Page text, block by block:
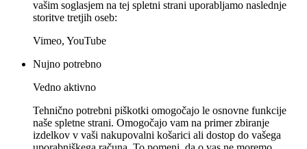
vašim soglasjem na tej spletni strani uporabljamo naslednje
storitve tretjih oseb:
Vimeo, YouTube
Nujno potrebno
Vedno aktivno
Tehnično potrebni piškotki omogočajo le osnovne funkcije
naše spletne strani. Omogočajo vam na primer zbiranje
izdelkov v vaši nakupovalni košarici ali dostop do vašega